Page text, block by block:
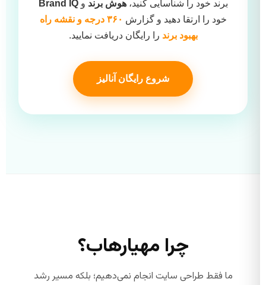
برند خود را شناسایی کنید،هوش برند وBrand IQ
خود را ارتقا دهید و گزارش
۳۶۰ درجه و نقشه راه
بهبود برند را رایگان دریافت نمایید.
شروع رایگان آنالیز
چرا مهیارهاب؟
ما فقط طراحی سایت انجام نمی‌دهیم؛ بلکه مسیر رشد